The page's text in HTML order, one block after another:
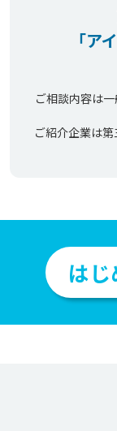
「ア
ご相談内容は
ご紹介企業は
は